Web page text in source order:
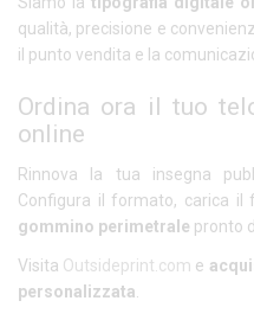
qualità, precisione e
il punto vendita e la
Ordina ora il tuo
online
Rinnova la tua insegna
Configura il formato, carica
gommino perimetrale pronto
Visita Outsideprint.com e
personalizzata